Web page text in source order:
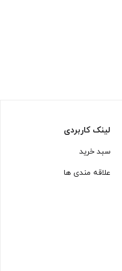
لینک کاربردی
سبد خرید
علاقه مندی ها